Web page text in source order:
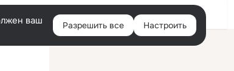
Войти
ваш
Разрешить все Настроить